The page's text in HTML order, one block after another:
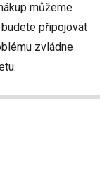
můžeme
připojovat
zvládne